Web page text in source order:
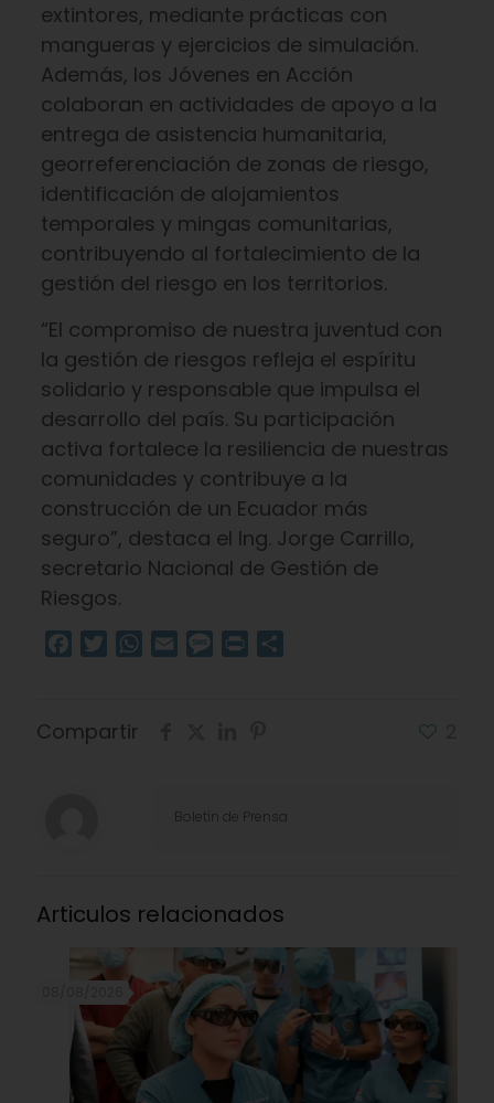
extintores, mediante prácticas con
mangueras y ejercicios de simulación.
Además, los Jóvenes en Acción
colaboran en actividades de apoyo a la
entrega de asistencia humanitaria,
georreferenciación de zonas de riesgo,
identificación de alojamientos
temporales y mingas comunitarias,
contribuyendo al fortalecimiento de la
gestión del riesgo en los territorios.
“El compromiso de nuestra juventud con
la gestión de riesgos refleja el espíritu
solidario y responsable que impulsa el
desarrollo del país. Su participación
activa fortalece la resiliencia de nuestras
comunidades y contribuye a la
construcción de un Ecuador más
seguro”, destaca el Ing. Jorge Carrillo,
secretario Nacional de Gestión de
Riesgos.
Facebook
TwitterWhatsApp
Email Message
Print
Compartir
Boletín de Prensa
Articulos relacionados